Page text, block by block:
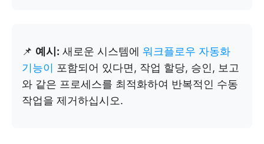
📌 예시: 새로운 시스템에 워크플로우 자동화
기능이 포함되어 있다면, 작업 할당, 승인, 보고
와 같은 프로세스를 최적화하여 반복적인 수동
작업을 제거하십시오.